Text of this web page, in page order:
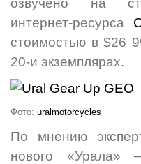
интернет-ресурса
стоимостью в $26
20-и экземплярах.
Фото: uralmotorcycles
По мнению
нового «Урала»